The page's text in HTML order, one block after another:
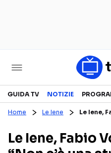
Televisione
CANALI TV
GUIDA TV NOTIZIE
Home Le Iene Le Iene,
Le Iene, Fabio